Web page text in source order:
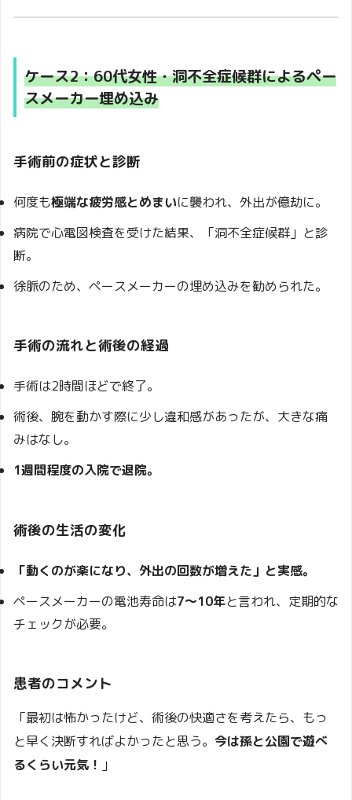
ケース2：60代女性・洞不全症候群によるペー
スメーカー埋め込み
手術前の症状と診断
何度も極端な疲労感とめまいに襲われ、外出が億劫に。
病院で心電図検査を受けた結果、「洞不全症候群」と診
断。
徐脈のため、ペースメーカーの埋め込みを勧められた。
手術の流れと術後の経過
手術は2時間ほどで終了。
術後、腕を動かす際に少し違和感があったが、大きな痛
みはなし。
1週間程度の入院で退院。
術後の生活の変化
「動くのが楽になり、外出の回数が増えた」と実感。
ペースメーカーの電池寿命は7～10年と言われ、定期的な
チェックが必要。
患者のコメント
「最初は怖かったけど、術後の快適さを考えたら、もっ
と早く決断すればよかったと思う。 今は孫と公園で遊べ
るくらい元気！ 」